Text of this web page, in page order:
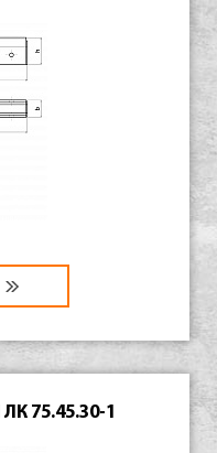
75.45.30-1